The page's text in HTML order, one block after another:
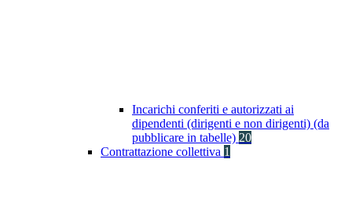
Incarichi conferiti e autorizzati ai
dipendenti (dirigenti e non dirigenti) (da
pubblicare in tabelle) 20
Contrattazione collettiva 1